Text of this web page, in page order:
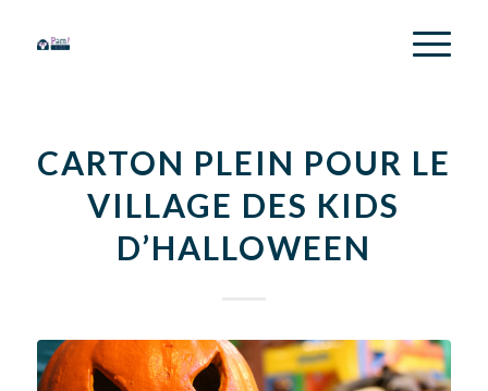
CARTON PLEIN POUR LE
VILLAGE DES KIDS
D’HALLOWEEN